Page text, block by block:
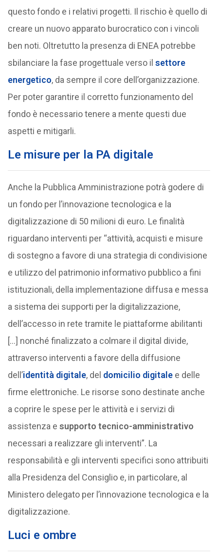
questo fondo e i relativi progetti. Il rischio è quello di
creare un nuovo apparato burocratico con i vincoli
ben noti. Oltretutto la presenza di ENEA potrebbe
sbilanciare la fase progettuale verso il settore
energetico, da sempre il core dell’organizzazione.
Per poter garantire il corretto funzionamento del
fondo è necessario tenere a mente questi due
aspetti e mitigarli.
Le misure per la PA digitale
Anche la Pubblica Amministrazione potrà godere di
un fondo per l’innovazione tecnologica e la
digitalizzazione di 50 milioni di euro. Le finalità
riguardano interventi per “attività, acquisti e misure
di sostegno a favore di una strategia di condivisione
e utilizzo del patrimonio informativo pubblico a fini
istituzionali, della implementazione diffusa e messa
a sistema dei supporti per la digitalizzazione,
dell’accesso in rete tramite le piattaforme abilitanti
[…] nonché finalizzato a colmare il digital divide,
attraverso interventi a favore della diffusione
dell’identità digitale, del domicilio digitalee delle
firme elettroniche. Le risorse sono destinate anche
a coprire le spese per le attività e i servizi di
assistenza e supporto tecnico-amministrativo
necessari a realizzare gli interventi”. La
responsabilità e gli interventi specifici sono attribuiti
alla Presidenza del Consiglio e, in particolare, al
Ministero delegato per l’innovazione tecnologica e la
digitalizzazione.
Luci e ombre